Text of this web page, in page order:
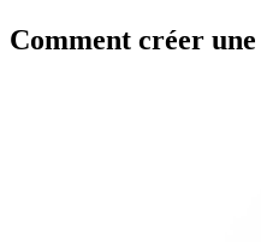
Comment créer